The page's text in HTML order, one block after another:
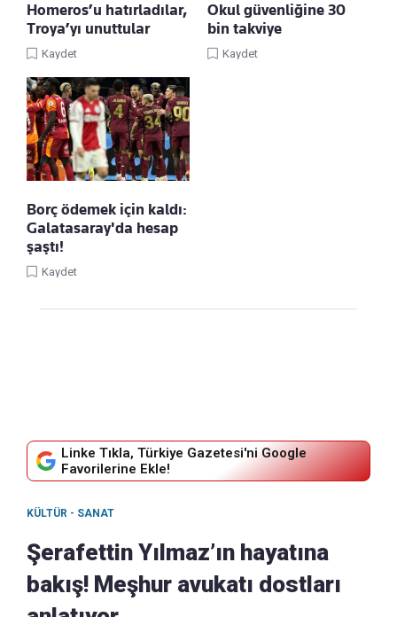
Homeros’u hatırladılar,
Troya’yı unuttular
Kaydet
Okul güvenliğine 30
bin takviye
Kaydet
Borç ödemek için kaldı:
Galatasaray'da hesap
şaştı!
Kaydet
Linke Tıkla, Türkiye Gazetesi'ni Google
Favorilerine Ekle!
KÜLTÜR - SANAT
Şerafettin Yılmaz’ın hayatına
bakış! Meşhur avukatı dostları